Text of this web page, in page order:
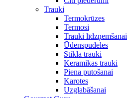
Trauki
Termokrūzes
Termosi
Trauki līdzņemšanai
Ūdenspudeles
Stikla trauki
Keramikas trauki
Piena putošanai
Karotes
Uzglabāšanai